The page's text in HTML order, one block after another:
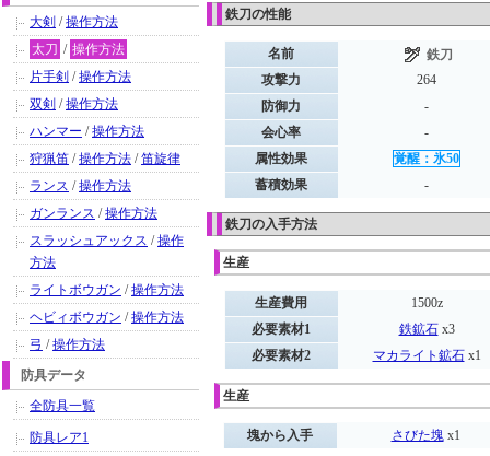
鉄刀の性能
名前
鉄刀
攻撃力
264
防御力
-
会心率
-
属性効果
覚醒：氷50
蓄積効果
-
鉄刀の入手方法
生産
生産費用
1500z
必要素材1
鉄鉱石x3
必要素材2
マカライト鉱石x1
生産
塊から入手 さびた塊x1
大剣 /操作方法
太刀 / 操作方法
片手剣 /操作方法
双剣 /操作方法
ハンマー /操作方法
狩猟笛 /操作方法 /笛旋律
ランス /操作方法
ガンランス /操作方法
スラッシュアックス /操作
方法
ライトボウガン /操作方法
ヘビィボウガン /操作方法
弓 /操作方法
防具データ
全防具一覧
防具レア1